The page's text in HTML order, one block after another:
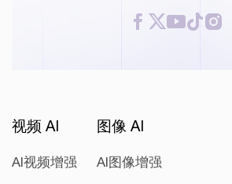
视频 AI
AI视频增强
图像 AI
AI图像增强